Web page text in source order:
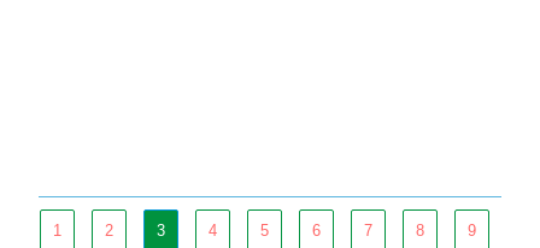
1 2 3 4 5 6 7 8 9